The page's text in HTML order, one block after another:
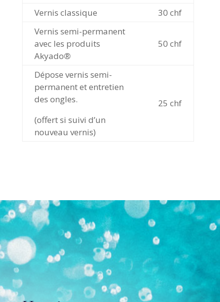
Vernis classique
30 chf
Vernis semi-permanent
avec les produits
Akyado®
50 chf
Dépose vernis semi-
permanent et entretien
des ongles.
(offert si suivi d’un
nouveau vernis)
25 chf